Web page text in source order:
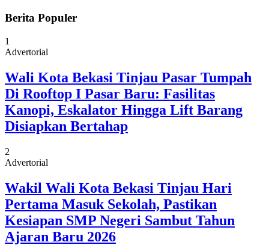
Berita Populer
1
Advertorial
Wali Kota Bekasi Tinjau Pasar Tumpah
Di Rooftop I Pasar Baru: Fasilitas
Kanopi, Eskalator Hingga Lift Barang
Disiapkan Bertahap
2
Advertorial
Wakil Wali Kota Bekasi Tinjau Hari
Pertama Masuk Sekolah, Pastikan
Kesiapan SMP Negeri Sambut Tahun
Ajaran Baru 2026